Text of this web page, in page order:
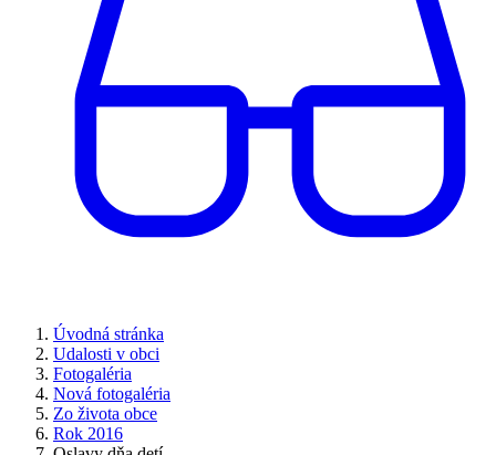
Úvodná stránka
Udalosti v obci
Fotogaléria
Nová fotogaléria
Zo života obce
Rok 2016